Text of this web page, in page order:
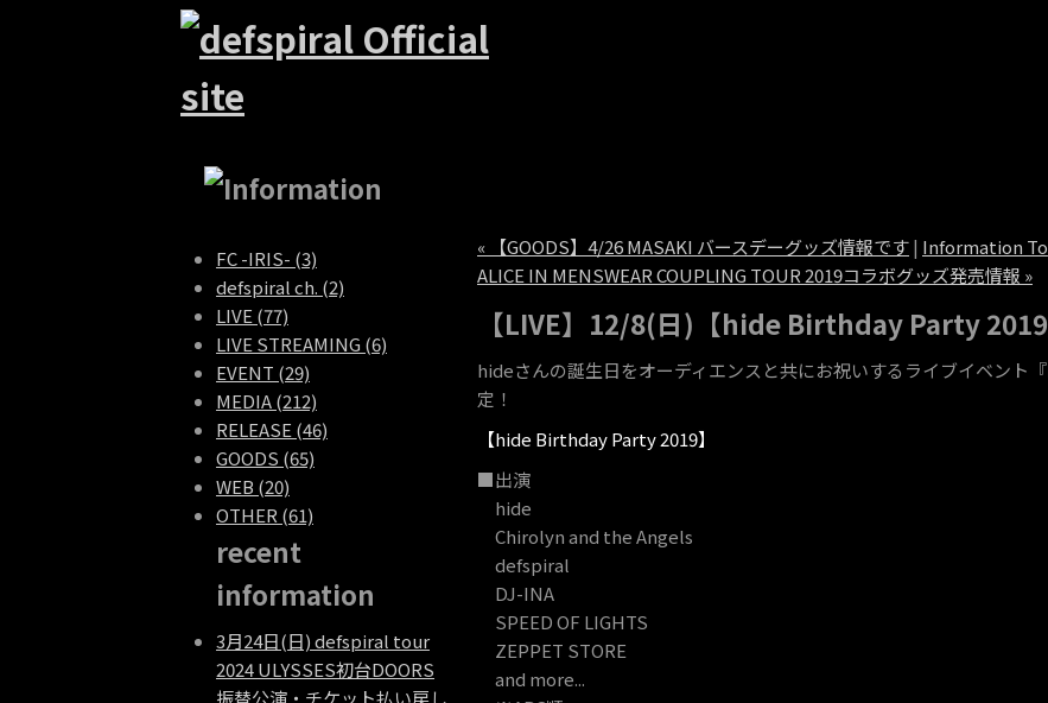
FC -IRIS- (3)
defspiral ch. (2)
LIVE (77)
LIVE STREAMING (6)
EVENT (29)
MEDIA (212)
RELEASE (46)
GOODS (65)
WEB (20)
OTHER (61)
recent
information
3月24日(日) defspiral tour
2024 ULYSSES初台DOORS
振替公演・チケット払い戻し
« 【GOODS】4/26 MASAKI バースデーグッズ情報です| Information
ALICE IN MENSWEAR COUPLING TOUR 2019コラボグッズ発売情報 »
【LIVE】12/8(日)【hide Birthday Party
hideさんの誕生日をオーディエンスと共にお祝いするライブイベント
定！
【hide Birthday Party 2019】
■出演
hide
Chirolyn and the Angels
defspiral
DJ-INA
SPEED OF LIGHTS
ZEPPET STORE
and more...